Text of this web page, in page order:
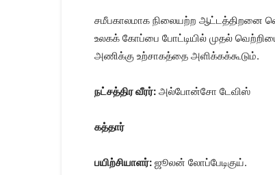
சமீபகாலமாக நிலையற்ற ஆட்டத்திறனை
உலகக் கோப்பை போட்டியில் முதல்
அணிக்கு உற்சாகத்தை அளிக்கக்கூடும்.
நட்சத்திர வீரர்: அல்போன்சோ டேவிஸ்
கத்தார்
பயிற்சியாளர்: ஜூலன் லோப்பேடிகுய்.